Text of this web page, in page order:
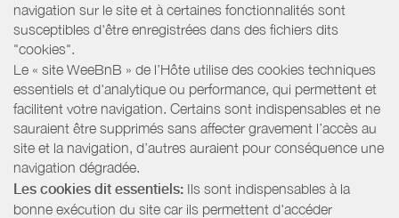
navigation sur le site et à certaines fonctionnalités sont
susceptibles d'être enregistrées dans des fichiers dits
"cookies".
Le « site WeeBnB » de l’Hôte utilise des cookies techniques
essentiels et d'analytique ou performance, qui permettent et
facilitent votre navigation. Certains sont indispensables et ne
sauraient être supprimés sans affecter gravement l’accès au
site et la navigation, d’autres auraient pour conséquence une
navigation dégradée.
Les cookies dit essentiels: Ils sont indispensables à la
bonne exécution du site car ils permettent d'accéder